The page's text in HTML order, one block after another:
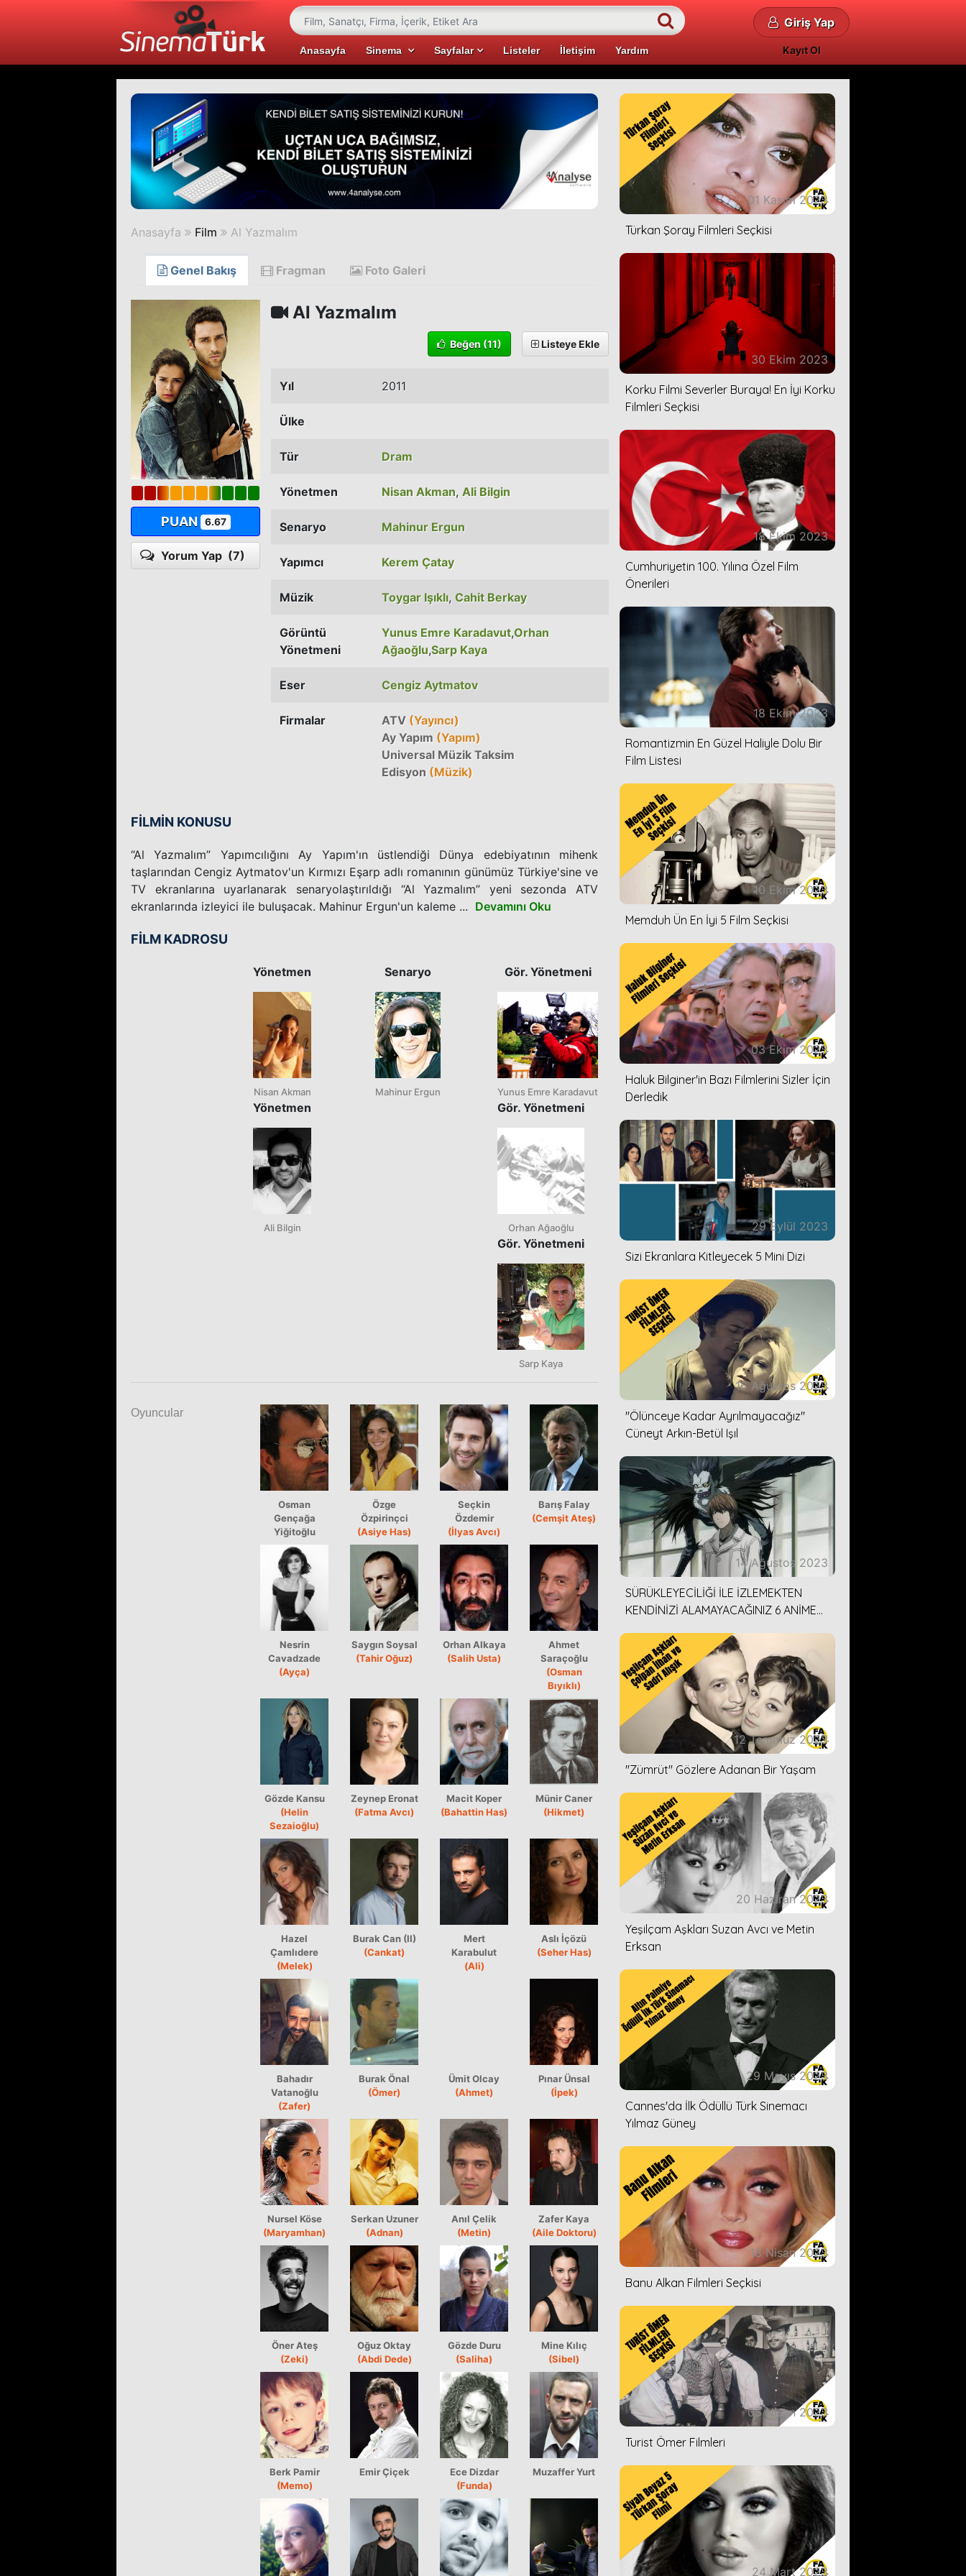
Anasayfa Sinema Sayfalar Listeler İletişim Yardım
Giriş Yap
Kayıt Ol
Anasayfa Film Al Yazmalım
Genel Bakış Fragman Foto Galeri
PUAN 6.67
Yorum Yap (7)
Al Yazmalım
Beğen (11) Listeye Ekle
Yıl 2011
Ülke
Tür Dram
Yönetmen Nisan Akman, Ali Bilgin
Senaryo Mahinur Ergun
Yapımcı Kerem Çatay
Müzik Toygar Işıklı, Cahit Berkay
Görüntü
Yönetmeni
Yunus Emre Karadavut,Orhan
Ağaoğlu,Sarp Kaya
Eser Cengiz Aytmatov
Firmalar ATV (Yayıncı)
Ay Yapım (Yapım)
Universal Müzik Taksim
Edisyon (Müzik)
FİLMİN KONUSU
“Al Yazmalım” Yapımcılığını Ay Yapım'ın üstlendiği Dünya edebiyatının mihenk
taşlarından Cengiz Aytmatov'un Kırmızı Eşarp adlı romanının günümüz Türkiye'sine ve
TV ekranlarına uyarlanarak senaryolaştırıldığı “Al Yazmalım” yeni sezonda ATV
ekranlarında izleyici ile buluşacak. Mahinur Ergun'un kaleme ... Devamını Oku
FİLM KADROSU
Yönetmen
Nisan Akman
Yönetmen
Ali Bilgin
Senaryo
Mahinur Ergun
Gör. Yönetmeni
Yunus Emre Karadavut
Gör. Yönetmeni
Orhan Ağaoğlu
Gör. Yönetmeni
Sarp Kaya
Oyuncular
Osman
Gençağa
Yiğitoğlu
Özge
Özpirinçci
(Asiye Has)
Seçkin
Özdemir
(İlyas Avcı)
Barış Falay
(Cemşit Ateş)
Nesrin
Cavadzade
(Ayça)
Saygın Soysal
(Tahir Oğuz)
Orhan Alkaya
(Salih Usta)
Ahmet
Saraçoğlu
(Osman
Bıyıklı)
Gözde Kansu
(Helin
Sezaioğlu)
Zeynep Eronat
(Fatma Avcı)
Macit Koper
(Bahattin Has)
Münir Caner
(Hikmet)
Hazel
Çamlıdere
(Melek)
Burak Can (II)
(Cankat)
Mert
Karabulut
(Ali)
Aslı İçözü
(Seher Has)
Bahadır
Vatanoğlu
(Zafer)
Burak Önal
(Ömer)
Ümit Olcay
(Ahmet)
Pınar Ünsal
(İpek)
Nursel Köse
(Maryamhan)
Serkan Uzuner
(Adnan)
Anıl Çelik
(Metin)
Zafer Kaya
(Aile Doktoru)
Öner Ateş
(Zeki)
Oğuz Oktay
(Abdi Dede)
Gözde Duru
(Saliha)
Mine Kılıç
(Sibel)
Berk Pamir
(Memo)
Emir Çiçek
Ece Dizdar
(Funda)
Muzaffer Yurt
01 Kasım 2023
Türkan Şoray Filmleri Seçkisi
30 Ekim 2023
Korku Filmi Severler Buraya! En İyi Korku
Filmleri Seçkisi
18 Ekim 2023
Cumhuriyetin 100. Yılına Özel Film
Önerileri
18 Ekim 2023
Romantizmin En Güzel Haliyle Dolu Bir
Film Listesi
10 Ekim 2023
Memduh Ün En İyi 5 Film Seçkisi
03 Ekim 2023
Haluk Bilginer'in Bazı Filmlerini Sizler İçin
Derledik
29 Eylül 2023
Sizi Ekranlara Kitleyecek 5 Mini Dizi
16 Ağustos 2023
''Ölünceye Kadar Ayrılmayacağız''
Cüneyt Arkın-Betül Işıl
14 Ağustos 2023
SÜRÜKLEYECİLİĞİ İLE İZLEMEKTEN
KENDİNİZİ ALAMAYACAĞINIZ 6 ANİME
12 Temmuz 2023
''Zümrüt'' Gözlere Adanan Bir Yaşam
20 Haziran 2023
Yeşilçam Aşkları Suzan Avcı ve Metin
Erksan
29 Mayıs 2023
Cannes'da İlk Ödüllü Türk Sinemacı
Yılmaz Güney
18 Nisan 2023
Banu Alkan Filmleri Seçkisi
05 Nisan 2023
Turist Ömer Filmleri
24 Mart 2023